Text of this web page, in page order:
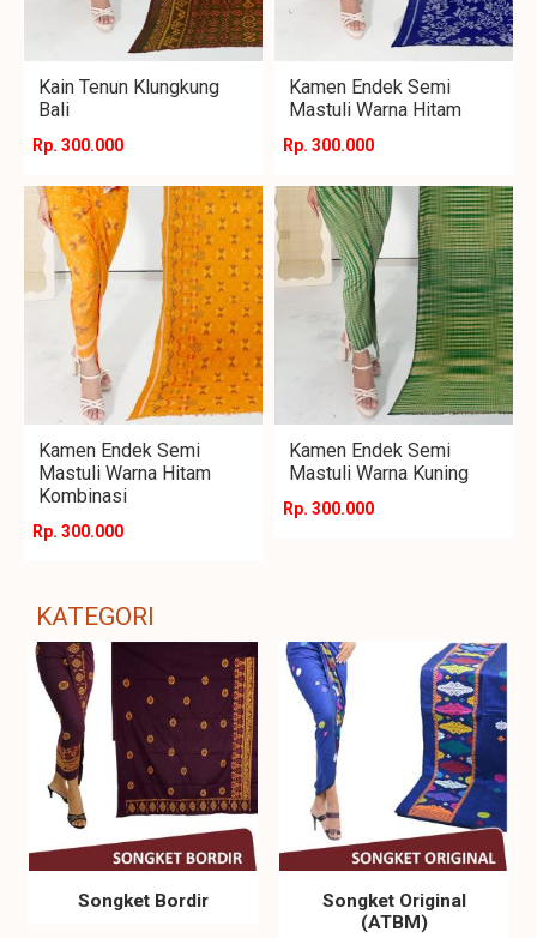
Kain Tenun Klungkung
Bali
Rp. 300.000
Kamen Endek Semi
Mastuli Warna Hitam
Rp. 300.000
Kamen Endek Semi
Mastuli Warna Hitam
Kombinasi
Rp. 300.000
Kamen Endek Semi
Mastuli Warna Kuning
Rp. 300.000
KATEGORI
Songket Bordir
Songket Original
(ATBM)